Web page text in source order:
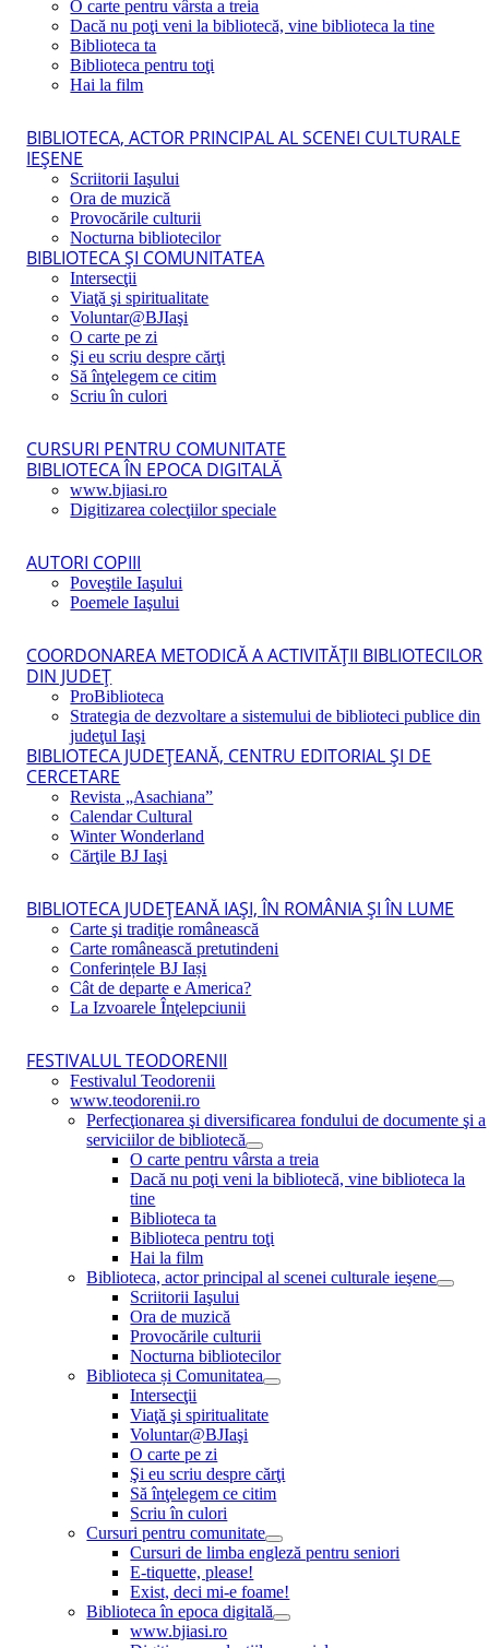
O carte pentru vârsta a treia
Dacă nu poţi veni la bibliotecă, vine biblioteca la tine
Biblioteca ta
Biblioteca pentru toţi
Hai la film
BIBLIOTECA, ACTOR PRINCIPAL AL SCENEI CULTURALE
IEŞENE
Scriitorii Iaşului
Ora de muzică
Provocările culturii
Nocturna bibliotecilor
BIBLIOTECA ŞI COMUNITATEA
Intersecţii
Viaţă şi spiritualitate
Voluntar@BJIaşi
O carte pe zi
Şi eu scriu despre cărţi
Să înţelegem ce citim
Scriu în culori
CURSURI PENTRU COMUNITATE
BIBLIOTECA ÎN EPOCA DIGITALĂ
www.bjiasi.ro
Digitizarea colecţiilor speciale
AUTORI COPIII
Poveştile Iaşului
Poemele Iaşului
COORDONAREA METODICĂ A ACTIVITĂŢII BIBLIOTECILOR
DIN JUDEŢ
ProBiblioteca
Strategia de dezvoltare a sistemului de biblioteci publice din
judeţul Iaşi
BIBLIOTECA JUDEŢEANĂ, CENTRU EDITORIAL ŞI DE
CERCETARE
Revista „Asachiana”
Calendar Cultural
Winter Wonderland
Cărţile BJ Iaşi
BIBLIOTECA JUDEŢEANĂ IAŞI, ÎN ROMÂNIA ŞI ÎN LUME
Carte şi tradiţie românească
Carte românească pretutindeni
Conferințele BJ Iași
Cât de departe e America?
La Izvoarele Înţelepciunii
FESTIVALUL TEODORENII
Festivalul Teodorenii
www.teodorenii.ro
Perfecţionarea şi diversificarea fondului de documente şi a
serviciilor de bibliotecă
O carte pentru vârsta a treia
Dacă nu poţi veni la bibliotecă, vine biblioteca la
tine
Biblioteca ta
Biblioteca pentru toţi
Hai la film
Biblioteca, actor principal al scenei culturale ieşene
Scriitorii Iaşului
Ora de muzică
Provocările culturii
Nocturna bibliotecilor
Biblioteca și Comunitatea
Intersecţii
Viaţă şi spiritualitate
Voluntar@BJIaşi
O carte pe zi
Şi eu scriu despre cărţi
Să înţelegem ce citim
Scriu în culori
Cursuri pentru comunitate
Cursuri de limba engleză pentru seniori
E-tiquette, please!
Exist, deci mi-e foame!
Biblioteca în epoca digitală
www.bjiasi.ro